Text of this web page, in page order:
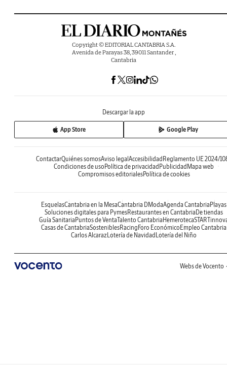
Copyright © EDITORIAL CANTABRIA S.A.
Avenida de Parayas 38, 39011 Santander ,
Cantabria
Descargar la app
App Store Google Play
ContactarQuiénes somosAviso legalAccesibilidadReglamento UE 2024/
Condiciones de usoPolítica de privacidadPublicidadMapa web
Compromisos editorialesPolítica de cookies
EsquelasCantabria en la MesaCantabria DModaAgenda CantabriaPlayas
Soluciones digitales para PymesRestaurantes en CantabriaDe tiendas
Guía SanitariaPuntos de VentaTalento CantabriaHemeroteca
Casas de CantabriaSosteniblesRacingForo EconómicoEmpleo Cantabria
Carlos AlcarazLotería de NavidadLotería del Niño
Webs de Vocento